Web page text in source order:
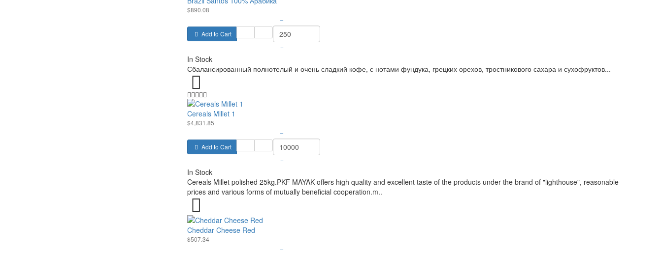
$890.08
Add to Cart
–
+
In Stock
Сбалансированный полнотелый и очень сладкий кофе, с нотами фундука, грецких орехов, тростникового сахара и сухофруктов...
Cereals Millet 1
$4,831.85
Add to Cart
–
+
In Stock
Cereals Millet polished 25kg.PKF MAYAK offers high quality and excellent taste of the products under the brand of "lighthouse", reasonable
prices and various forms of mutually beneficial cooperation.m..
Cheddar Cheese Red
$507.34
–